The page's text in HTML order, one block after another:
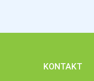
KONTAKT